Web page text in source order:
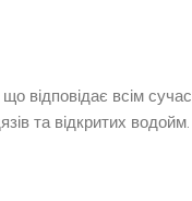
відповідає всім
та відкритих водойм.